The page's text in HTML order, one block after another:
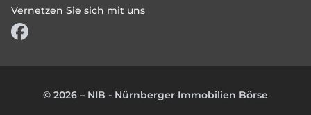
Vernetzen Sie sich mit uns
© 2026 – NIB - Nürnberger Immobilien Börse